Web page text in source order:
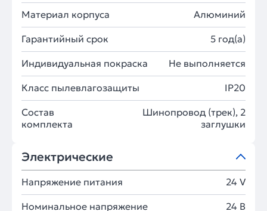
Материал корпуса Алюминий
Гарантийный срок 5 год(а)
Индивидуальная покраска Не выполняется
Класс пылевлагозащиты IP20
Состав
комплекта
Шинопровод (трек), 2
заглушки
Электрические
Напряжение питания 24 V
Номинальное напряжение 24 В